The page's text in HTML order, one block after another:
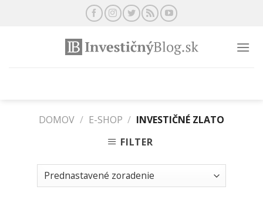
DOMOV / E-SHOP / INVESTIČNÉ ZLATO
FILTER